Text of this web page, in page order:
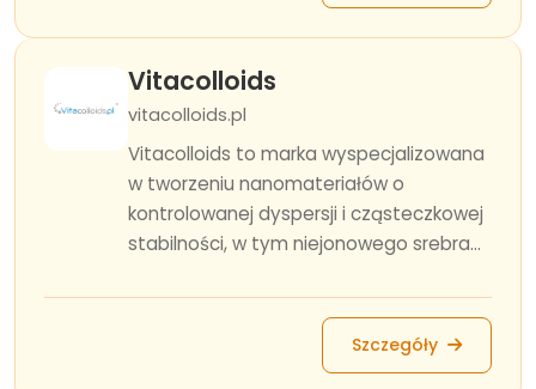
Vitacolloids
vitacolloids.pl
Vitacolloids to marka wyspecjalizowana
w tworzeniu nanomateriałów o
kontrolowanej dyspersji i cząsteczkowej
stabilności, w tym niejonowego srebra...
Szczegóły